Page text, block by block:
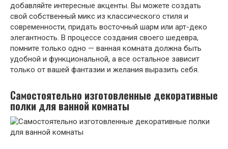
добавляйте интересные акценты. Вы можете создать
свой собственный микс из классического стиля и
современности, придать восточный шарм или арт-деко
элегантность. В процессе создания своего шедевра,
помните только одно — ванная комната должна быть
удобной и функциональной, а все остальное зависит
только от вашей фантазии и желания выразить себя.
Самостоятельно изготовленные декоративные
полки для ванной комнаты